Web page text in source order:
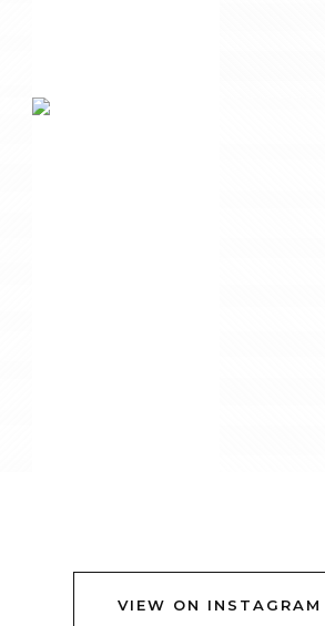
VIEW ON INSTAGRAM